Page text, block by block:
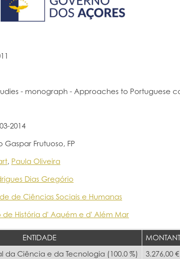
- monograph - Approaches to Portuguese
2014
Gaspar Frutuoso, FP
, Paula Oliveira
Dias Gregório
de Ciências Sociais e Humanas
de História d' Aquém e d' Além Mar
ENTIDADE
da Ciência e da Tecnologia (100.0 %)
3.276,00 €